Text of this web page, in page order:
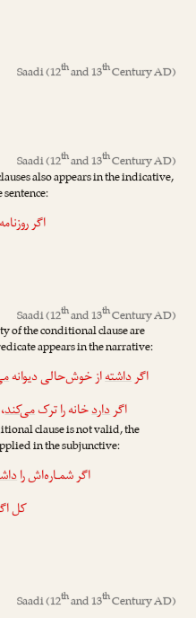
Saadi(12thand 13thCentury AD)
Saadi(12thand 13thCentury AD)
also appears in the indicative,
اگر
Saadi(12thand 13thCentury AD)
of the conditional clause are
appears in the narrative:
اگرداشتهاز خوش‌حالی دیوانه
اگرداردخانه را ترکمی‌کند
clause is not valid, the
in the subjunctive:
اگر شمـاره‌اش را
کل
Saadi(12thand 13thCentury AD)